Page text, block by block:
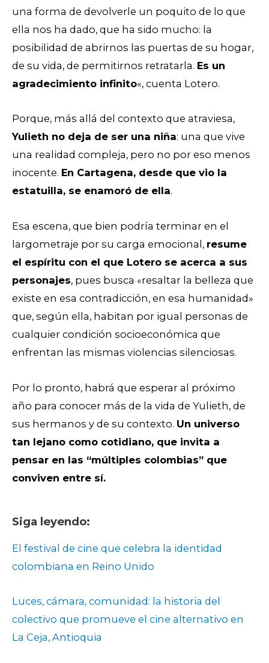
una forma de devolverle un poquito de lo que
ella nos ha dado, que ha sido mucho: la
posibilidad de abrirnos las puertas de su hogar,
de su vida, de permitirnos retratarla. Es un
agradecimiento infinito«, cuenta Lotero.
Porque, más allá del contexto que atraviesa,
Yulieth no deja de ser una niña: una que vive
una realidad compleja, pero no por eso menos
inocente. En Cartagena, desde que vio la
estatuilla, se enamoró de ella.
Esa escena, que bien podría terminar en el
largometraje por su carga emocional, resume
el espíritu con el que Lotero se acerca a sus
personajes, pues busca «resaltar la belleza que
existe en esa contradicción, en esa humanidad»
que, según ella, habitan por igual personas de
cualquier condición socioeconómica que
enfrentan las mismas violencias silenciosas.
Por lo pronto, habrá que esperar al próximo
año para conocer más de la vida de Yulieth, de
sus hermanos y de su contexto. Un universo
tan lejano como cotidiano, que invita a
pensar en las “múltiples colombias” que
conviven entre sí.
Siga leyendo:
El festival de cine que celebra la identidad
colombiana en Reino Unido
Luces, cámara, comunidad: la historia del
colectivo que promueve el cine alternativo en
La Ceja, Antioquia